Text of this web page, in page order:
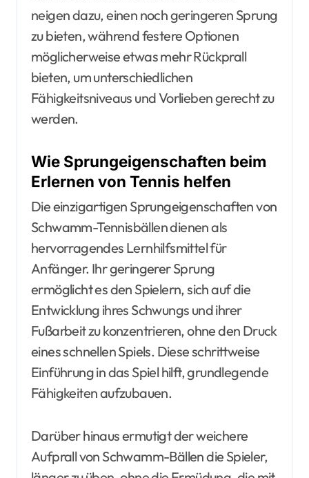
neigen dazu, einen noch geringeren Sprung
zu bieten, während festere Optionen
möglicherweise etwas mehr Rückprall
bieten, um unterschiedlichen
Fähigkeitsniveaus und Vorlieben gerecht zu
werden.
Wie Sprungeigenschaften beim
Erlernen von Tennis helfen
Die einzigartigen Sprungeigenschaften von
Schwamm-Tennisbällen dienen als
hervorragendes Lernhilfsmittel für
Anfänger. Ihr geringerer Sprung
ermöglicht es den Spielern, sich auf die
Entwicklung ihres Schwungs und ihrer
Fußarbeit zu konzentrieren, ohne den Druck
eines schnellen Spiels. Diese schrittweise
Einführung in das Spiel hilft, grundlegende
Fähigkeiten aufzubauen.
Darüber hinaus ermutigt der weichere
Aufprall von Schwamm-Bällen die Spieler,